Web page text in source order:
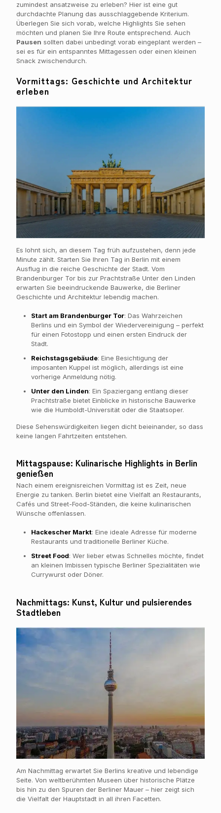
zumindest ansatzweise zu erleben? Hier ist eine gut
durchdachte Planung das ausschlaggebende Kriterium.
Überlegen Sie sich vorab, welche Highlights Sie sehen
möchten und planen Sie Ihre Route entsprechend. Auch
Pausen sollten dabei unbedingt vorab eingeplant werden –
sei es für ein entspanntes Mittagessen oder einen kleinen
Snack zwischendurch.
Vormittags: Geschichte und Architektur
erleben
Es lohnt sich, an diesem Tag früh aufzustehen, denn jede
Minute zählt. Starten Sie Ihren Tag in Berlin mit einem
Ausflug in die reiche Geschichte der Stadt. Vom
Brandenburger Tor bis zur Prachtstraße Unter den Linden
erwarten Sie beeindruckende Bauwerke, die Berliner
Geschichte und Architektur lebendig machen.
Start am Brandenburger Tor: Das Wahrzeichen
Berlins und ein Symbol der Wiedervereinigung – perfekt
für einen Fotostopp und einen ersten Eindruck der
Stadt.
Reichstagsgebäude: Eine Besichtigung der
imposanten Kuppel ist möglich, allerdings ist eine
vorherige Anmeldung nötig.
Unter den Linden: Ein Spaziergang entlang dieser
Prachtstraße bietet Einblicke in historische Bauwerke
wie die Humboldt-Universität oder die Staatsoper.
Diese Sehenswürdigkeiten liegen dicht beieinander, so dass
keine langen Fahrtzeiten entstehen.
Mittagspause: Kulinarische Highlights in Berlin
genießen
Nach einem ereignisreichen Vormittag ist es Zeit, neue
Energie zu tanken. Berlin bietet eine Vielfalt an Restaurants,
Cafés und Street-Food-Ständen, die keine kulinarischen
Wünsche offenlassen.
Hackescher Markt: Eine ideale Adresse für moderne
Restaurants und traditionelle Berliner Küche.
Street Food: Wer lieber etwas Schnelles möchte, findet
an kleinen Imbissen typische Berliner Spezialitäten wie
Currywurst oder Döner.
Nachmittags: Kunst, Kultur und pulsierendes
Stadtleben
Am Nachmittag erwartet Sie Berlins kreative und lebendige
Seite. Von weltberühmten Museen über historische Plätze
bis hin zu den Spuren der Berliner Mauer – hier zeigt sich
die Vielfalt der Hauptstadt in all ihren Facetten.